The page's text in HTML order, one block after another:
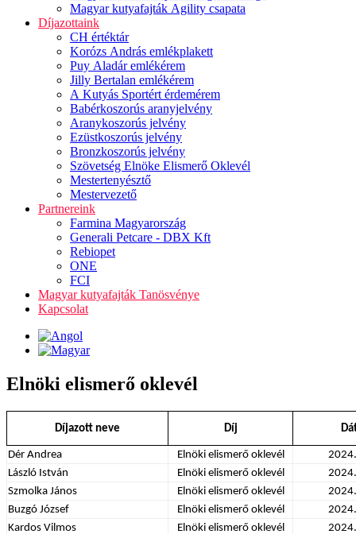
Magyar kutyafajták Agility csapata
Díjazottaink
CH értéktár
Korózs András emlékplakett
Puy Aladár emlékérem
Jilly Bertalan emlékérem
A Kutyás Sportért érdemérem
Babérkoszorús aranyjelvény
Aranykoszorús jelvény
Ezüstkoszorús jelvény
Bronzkoszorús jelvény
Szövetség Elnöke Elismerő Oklevél
Mestertenyésztő
Mestervezető
Partnereink
Farmina Magyarország
Generali Petcare - DBX Kft
Rebiopet
ONE
FCI
Magyar kutyafajták Tanösvénye
Kapcsolat
Elnöki elismerő oklevél
Díjazott neve Díj
Dér Andrea Elnöki elismerő oklevél
László István
Elnöki elismerő oklevél
Szmolka János
Elnöki elismerő oklevél
Buzgó József
Elnöki elismerő oklevél
Kardos Vilmos
Elnöki elismerő oklevél